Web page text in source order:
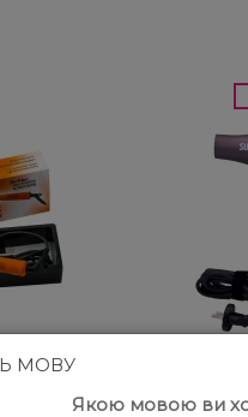
МОВУ
Якою мовою ви